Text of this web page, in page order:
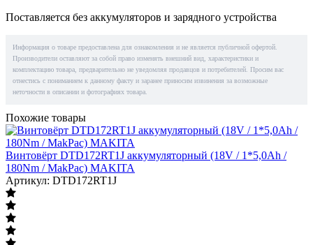
Поставляется без аккумуляторов и зарядного устройства
Информация о товаре предоставлена для ознакомления и не является публичной офертой.
Производители оставляют за собой право изменять внешний вид, характеристики и
комплектацию товара, предварительно не уведомляя продавцов и потребителей. Просим вас
отнестись с пониманием к данному факту и заранее приносим извинения за возможные
неточности в описании и фотографиях товара.
Похожие товары
Винтовёрт DTD172RT1J аккумуляторный (18V / 1*5,0Ah /
180Nm / MakPac) MAKITA
Артикул: DTD172RT1J